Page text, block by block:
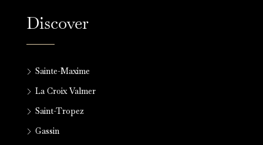
Discover
Sainte-Maxime
La Croix Valmer
Saint-Tropez
Gassin